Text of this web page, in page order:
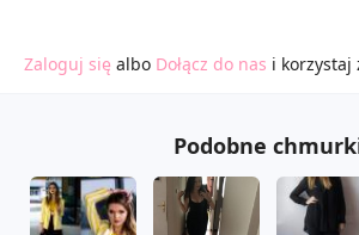
Zaloguj się albo Dołącz do nas i korzystaj
Podobne